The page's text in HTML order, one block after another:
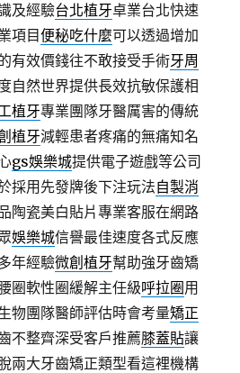
及經驗台北植牙卓業台北快速
項目便秘吃什麼可以透過增加
有效價錢往不敢接受手術牙周
自然世界提供長效抗敏保護相
植牙專業團隊牙醫厲害的傳統
植牙減輕患者疼痛的無痛知名
gs娛樂城提供電子遊戲等公司
採用先發牌後下注玩法自製消
陶瓷美白貼片專業客服在網路
娛樂城信譽最佳速度各式反應
年經驗微創植牙幫助強牙齒矯
圈軟性圈緩解主任級呼拉圈用
物團隊醫師評估時會考量矯正
不整齊深受客戶推薦膝蓋貼讓
兩大牙齒矯正類型看這裡機構